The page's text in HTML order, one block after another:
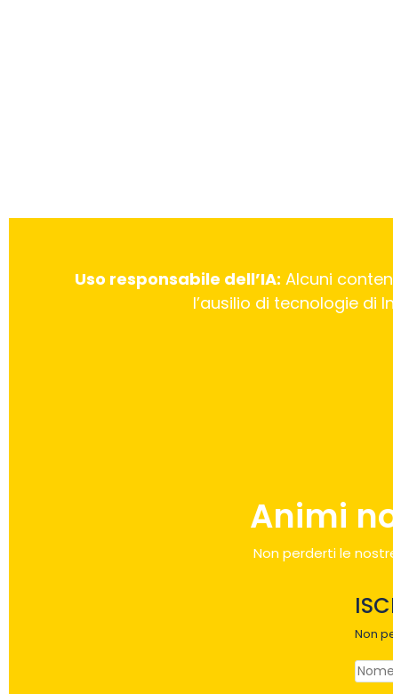
Uso responsabile dell’IA: Alcuni
l’ausilio di tecnologie di
Animi
Non perderti le
Non